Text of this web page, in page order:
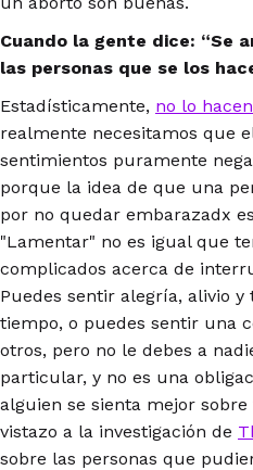
Cuando la gente dice: “Se
las personas que se los
Estadísticamente, no lo hacen
realmente necesitamos que
sentimientos puramente
porque la idea de que una
por no quedar embarazadx
"Lamentar" no es igual que
complicados acerca de
Puedes sentir alegría, alivio
tiempo, o puedes sentir una
otros, pero no le debes a
particular, y no es una
alguien se sienta mejor sobre
vistazo a la investigación de
sobre las personas que